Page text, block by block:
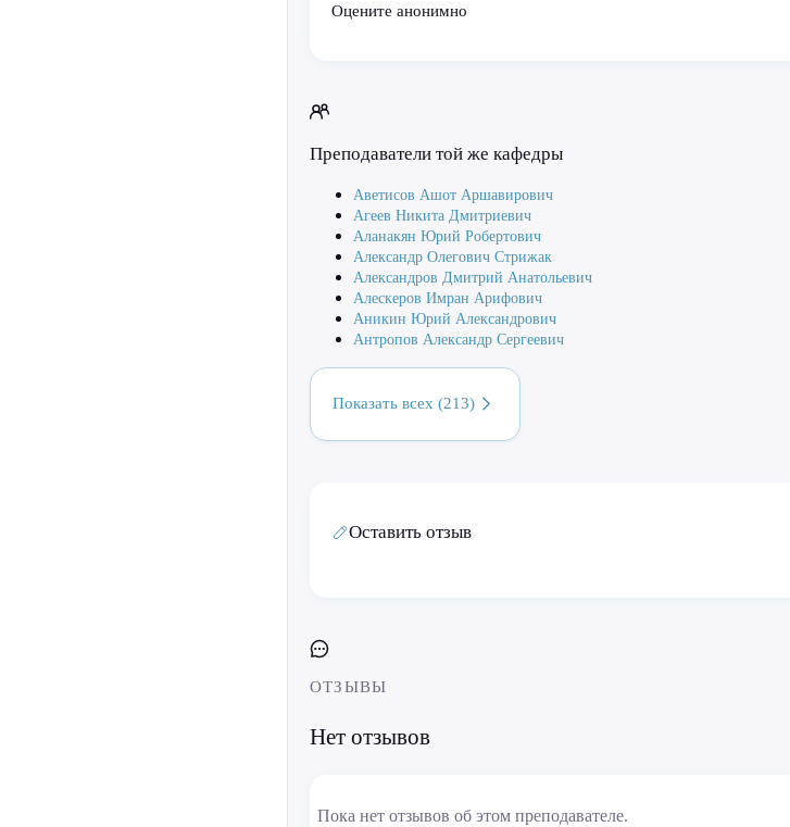
Оцените анонимно
Преподаватели той же кафедры
Аветисов Ашот Аршавирович
Агеев Никита Дмитриевич
Аланакян Юрий Робертович
Александр Олегович Стрижак
Александров Дмитрий Анатольевич
Алескеров Имран Арифович
Аникин Юрий Александрович
Антропов Александр Сергеевич
Показать всех (213)
Оставить отзыв
ОТЗЫВЫ
Нет отзывов
Пока нет отзывов об этом преподавателе.